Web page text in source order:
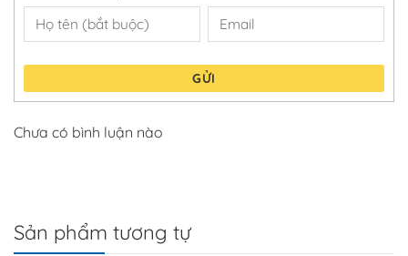
GỬI
Chưa có bình luận nào
Sản phẩm tương tự